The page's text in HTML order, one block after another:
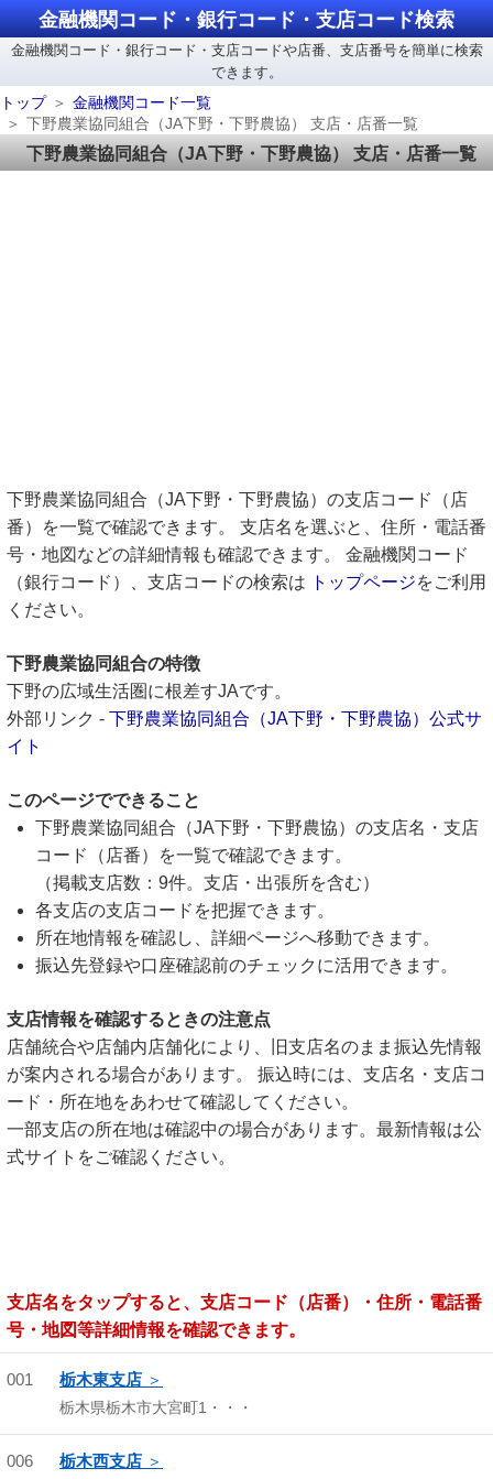
金融機関コード・銀行コード・支店コード検索
金融機関コード・銀行コード・支店コードや店番、支店番号を簡単に検索
できます。
トップ
金融機関コード一覧
下野農業協同組合（JA下野・下野農協） 支店・店番一覧
下野農業協同組合（JA下野・下野農協） 支店・店番一覧
下野農業協同組合（JA下野・下野農協）の支店コード（店
番）を一覧で確認できます。 支店名を選ぶと、住所・電話番
号・地図などの詳細情報も確認できます。 金融機関コード
（銀行コード）、支店コードの検索は
トップページをご利用
ください。
下野農業協同組合の特徴
下野の広域生活圏に根差すJAです。
外部リンク - 下野農業協同組合（JA下野・下野農協）公式サ
イト
このページでできること
下野農業協同組合（JA下野・下野農協）の支店名・支店
コード（店番）を一覧で確認できます。
（掲載支店数：9件。支店・出張所を含む）
各支店の支店コードを把握できます。
所在地情報を確認し、詳細ページへ移動できます。
振込先登録や口座確認前のチェックに活用できます。
支店情報を確認するときの注意点
店舗統合や店舗内店舗化により、旧支店名のまま振込先情報
が案内される場合があります。 振込時には、支店名・支店コ
ード・所在地をあわせて確認してください。
一部支店の所在地は確認中の場合があります。最新情報は公
式サイトをご確認ください。
支店名をタップすると、支店コード（店番）・住所・電話番
号・地図等詳細情報を確認できます。
001 栃木東支店
栃木県栃木市大宮町1・・・
006 栃木西支店